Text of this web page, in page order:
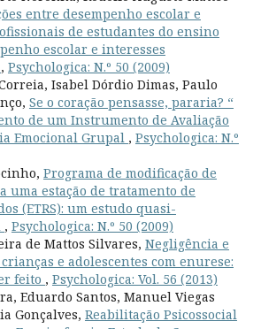
entre desempenho escolar e
de estudantes do ensino
escolar e interesses
, Psychologica: N.º 50 (2009)
Isabel Dórdio Dimas, Paulo
Se o coração pensasse, pararia? “
de um Instrumento de Avaliação
Emocional Grupal , Psychologica: N.º
Programa de modificação de
uma estação de tratamento de
(ETRS): um estudo quasi-
, Psychologica: N.º 50 (2009)
de Mattos Silvares, Negligência e
e adolescentes com enurese:
feito , Psychologica: Vol. 56 (2013)
Eduardo Santos, Manuel Viegas
Gonçalves, Reabilitação Psicossocial